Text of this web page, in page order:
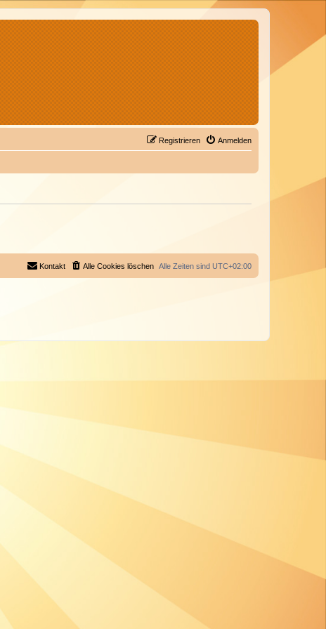
Anmelden
Registrieren
Alle Zeiten sind UTC+02:00
Alle Cookies löschen
Kontakt